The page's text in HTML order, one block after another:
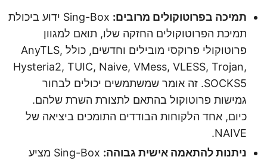
תמיכה בפרוטוקולים מרובים:
Sing-Box ידוע ביכולת
תמיכת הפרוטוקולים החזקה שלו, תואם למגוון
פרוטוקולי פרוקסי מובילים וחדשים, כולל AnyTLS,
Hysteria2, TUIC, Naive, VMess, VLESS, Trojan,
SOCKS5. זה אומר שמשתמשים יכולים לבחור
גמישות פרוטוקול בהתאם לתצורת השרת שלהם.
כיום, אחד הלקוחות הבודדים התומכים ביציאה של
NAIVE.
ניתנות להתאמה אישית גבוהה:
Sing-Box מציע